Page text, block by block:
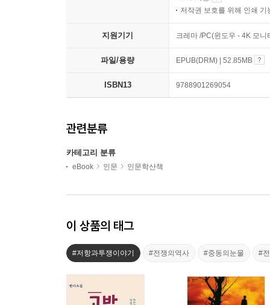
저작권 보호를 위해 인쇄 기
지원기기 크레마 /PC(윈도우 - 4K 모
파일/용량 EPUB(DRM) | 52.85MB
ISBN13 9788901269054
관련분류
카테고리 분류
eBook 인문 인문학산책
이 상품의 태그
#저항과투쟁이야기 #전쟁의역사 #중동의눈물 #